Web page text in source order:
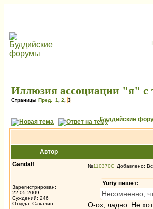
Иллюзия ассоциации "я" с
Страницы Пред. 1 2 3
Буддийские
Автор
Gandalf
Зарегистрирован:
22.05.2009
Суждений: 246
Откуда: Сахалин
№110370 Добавлено:
Yuriy пишет:
Несомненно,
О-ох, ладно. Не